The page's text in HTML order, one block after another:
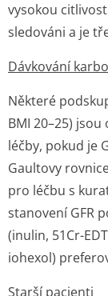
vysokou
sledováni a je
Dávkování
Některé
BMI 20–25)
léčby, pokud je
Gaultovy
pro léčbu s
stanovení GFR
(inulin, 51Cr-
iohexol)
Starší pacienti